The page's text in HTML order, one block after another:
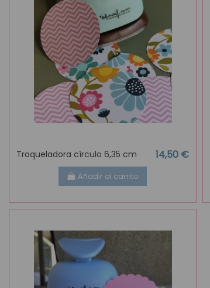
Troqueladora círculo 6,35 cm 14,50 €
Añadir al carrito